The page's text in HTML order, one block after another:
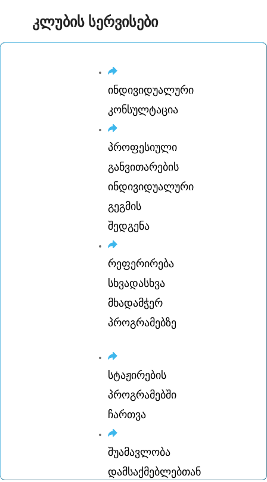
კლუბის სერვისები
ინდივიდუალური
კონსულტაცია
პროფესიული
განვითარების
ინდივიდუალური
გეგმის
შედგენა
რეფერირება
სხვადასხვა
მხადამჭერ
პროგრამებზე
სტაჟირების
პროგრამებში
ჩართვა
შუამავლობა
დამსაქმებლებთან